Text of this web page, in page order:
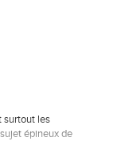
surtout les
épineux de